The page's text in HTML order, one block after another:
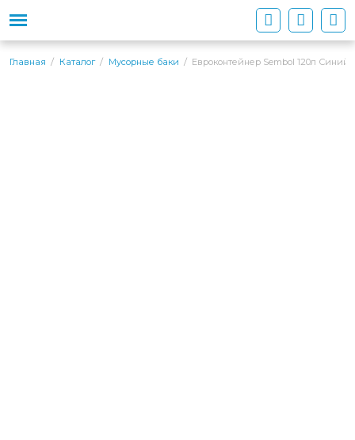
Главная Каталог Мусорные баки Евроконтейнер Sembol 120л Синий